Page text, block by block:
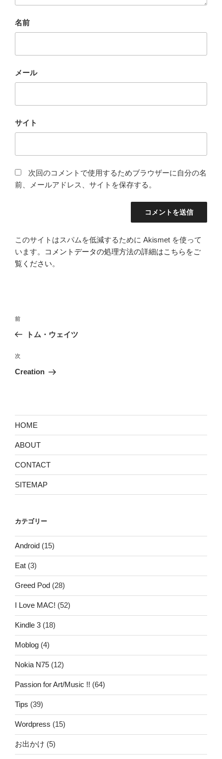
名前
メール
サイト
次回のコメントで使用するためブラウザーに自分の名
前、メールアドレス、サイトを保存する。
このサイトはスパムを低減するために Akismet を使って
います。
コメントデータの処理方法の詳細はこちらをご
覧ください。
投
ナ
ビ
ゲ
ン
前
の
稿
前
トム・ウェイツ
次
の
次
Creation
HOME
ABOUT
CONTACT
SITEMAP
カテゴリー
Android (15)
Eat (3)
Greed Pod (28)
I Love MAC! (52)
Kindle 3 (18)
Moblog (4)
Nokia N75 (12)
Passion for Art/Music !! (64)
Tips (39)
Wordpress (15)
お出かけ (5)